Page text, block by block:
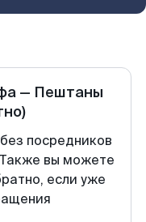
— Пештаны
посредников
вы можете
если уже